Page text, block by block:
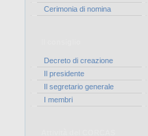
Cerimonia di nomina
Decreto di creazione
Il presidente
Il segretario generale
I membri